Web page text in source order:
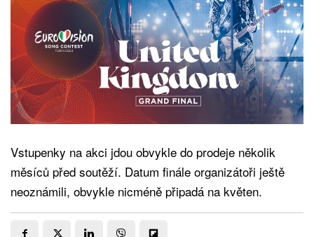
Vstupenky na akci jdou obvykle do prodeje několik
měsíců před soutěží. Datum finále organizátoři ještě
neoznámili, obvykle nicméně připadá na květen.